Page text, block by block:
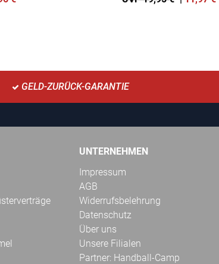
GELD-ZURÜCK-GARANTIE
UNTERNEHMEN
Impressum
AGB
Widerrufsbelehrung
Datenschutz
Über uns
Unsere Filialen
Partner: Handball-Camp